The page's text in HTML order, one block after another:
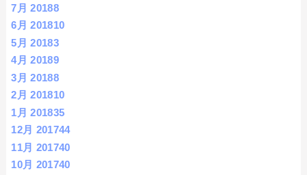
7月 20188
6月 201810
5月 20183
4月 20189
3月 20188
2月 201810
1月 201835
12月 201744
11月 201740
10月 201740